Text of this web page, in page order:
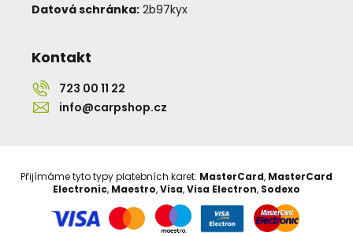
Datová schránka: 2b97kyx
Kontakt
723 00 11 22
info@carpshop.cz
Přijímáme tyto typy platebních karet: MasterCard, MasterCard
Electronic, Maestro,Visa,Visa Electron, Sodexo